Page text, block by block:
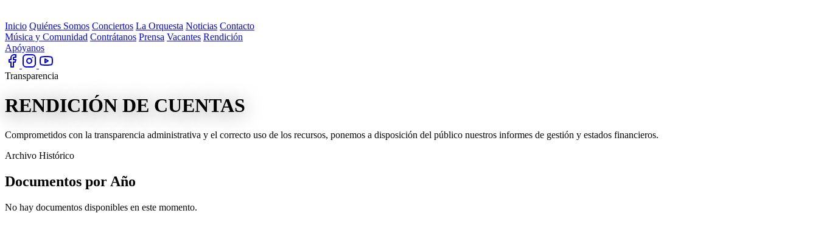
Inicio Quiénes Somos Conciertos La Orquesta Noticias Contacto
Música y Comunidad Contrátanos Prensa Vacantes Rendición
Apóyanos
Transparencia
RENDICIÓN DE CUENTAS
Comprometidos con la transparencia administrativa y el correcto uso de los recursos, ponemos a disposición del público nuestros informes de gestión y estados financieros.
Archivo Histórico
Documentos porAño
No hay documentos disponibles en este momento.